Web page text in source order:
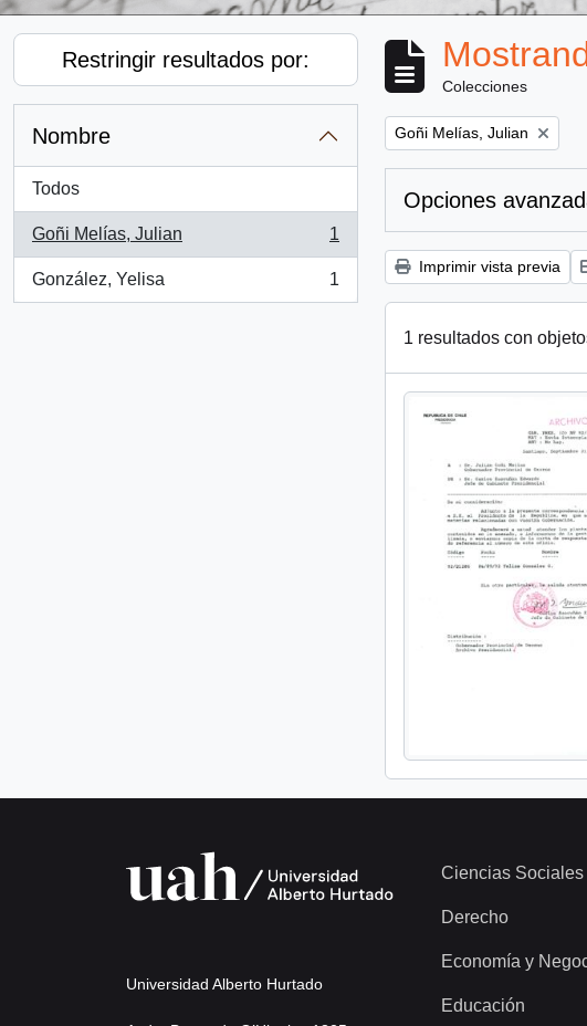
Restringir resultados por:
Nombre
Todos
Goñi Melías, Julian
, 1 resultados
1
González, Yelisa
, 1 resultados
1
Colecciones
Remove filter:
Goñi Melías, Julian
Opciones
Imprimir vista previa
1 resultados con
Universidad Alberto Hurtado
Ciencias Sociales
Derecho
Economía y
Educación